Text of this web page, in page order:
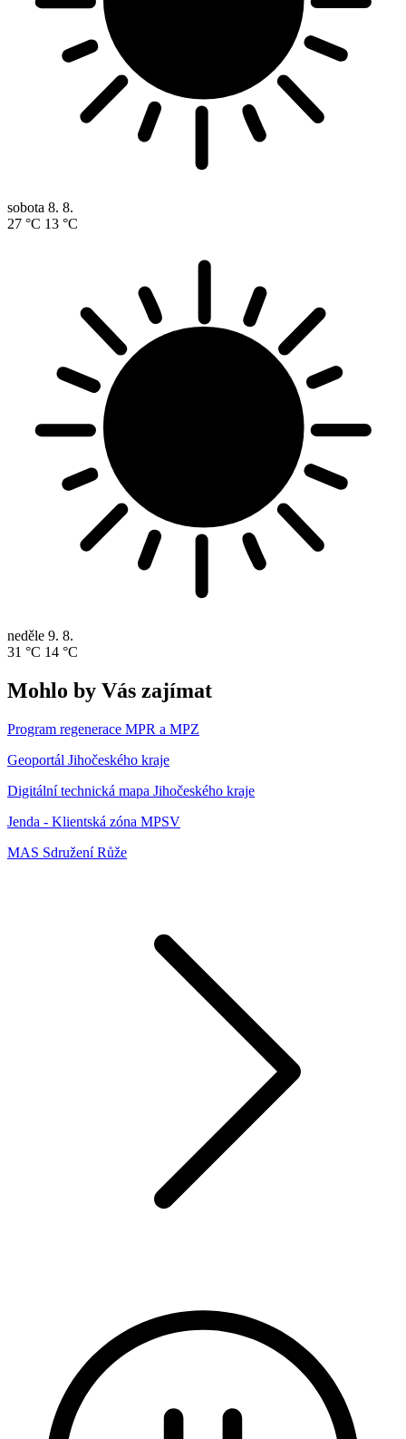
sobota 8. 8.
27 °C 13 °C
neděle 9. 8.
31 °C 14 °C
Mohlo by Vás zajímat
Program regenerace MPR a MPZ
Geoportál Jihočeského kraje
Digitální technická mapa Jihočeského kraje
Jenda - Klientská zóna MPSV
MAS Sdružení Růže